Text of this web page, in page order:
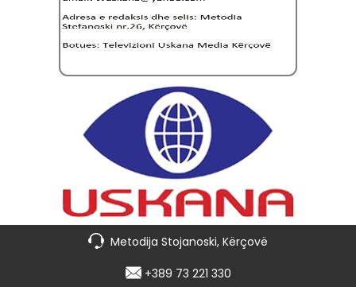
Metodija Stojanoski, Kërçovë
+389 73 221 330